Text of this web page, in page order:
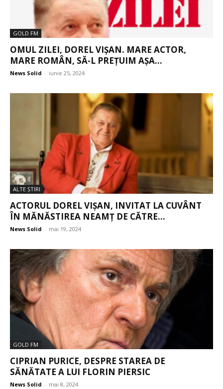
GOLD FM
OMUL ZILEI, DOREL VIȘAN. MARE ACTOR,
MARE ROMÂN, SĂ-L PREȚUIM AȘA...
News Solid - iunie 25, 2024
ALTE ŞTIRI
ACTORUL DOREL VIȘAN, INVITAT LA CUVÂNT
ÎN MĂNĂSTIREA NEAMȚ DE CĂTRE...
News Solid - mai 19, 2024
GOLD FM
CIPRIAN PURICE, DESPRE STAREA DE
SĂNĂTATE A LUI FLORIN PIERSIC
News Solid - mai 8, 2024